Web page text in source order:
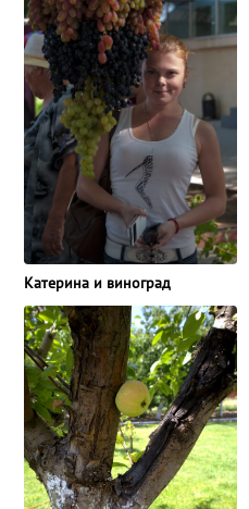
Катерина и виноград